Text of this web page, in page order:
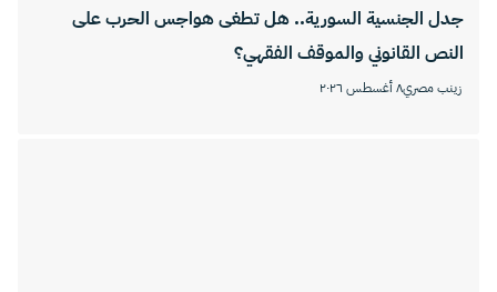
جدل الجنسية السورية.. هل تطغى هواجس الحرب على
النص القانوني والموقف الفقهي؟
زينب مصري٨ أغسطس ٢٠٢٦